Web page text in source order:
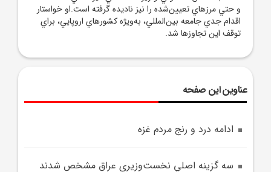
و حتي مرزهاي تعيين‌شده را نيز ناديده گرفته است.او خواستار
اقدام جدي جامعه بين‌المللي، به‌ويژه کشورهاي اروپايي، براي
توقف اين تجاوزها شد.
عناوین این صفحه
ادامه درد و رنج مردم غزه
سه گزينه اصلي نخست‌وزيري عراق مشخص شدند